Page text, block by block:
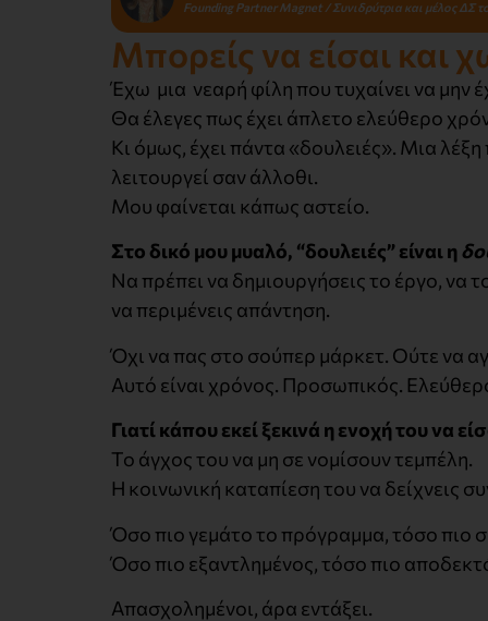
Founding Partner Magnet / Συνιδρύτρια και μέλος ΔΣ
Μπορείς να είσαι και
Έχω μια νεαρή φίλη που τυχαίνει να μην
Θα έλεγες πως έχει άπλετο ελεύθερο
Κι όμως, έχει πάντα «δουλειές». Μια
λειτουργεί σαν άλλοθι.
Μου φαίνεται κάπως αστείο.
Στο δικό μου μυαλό, “δουλειές” είναι η
Να πρέπει να δημιουργήσεις το έργο, να
να περιμένεις απάντηση.
Όχι να πας στο σούπερ μάρκετ. Ούτε να
Αυτό είναι χρόνος. Προσωπικός.
Γιατί κάπου εκεί ξεκινά η ενοχή του να
Το άγχος του να μη σε νομίσουν τεμπέλη.
Η κοινωνική καταπίεση του να δείχνεις
Όσο πιο γεμάτο το πρόγραμμα, τόσο πιο
Όσο πιο εξαντλημένος, τόσο πιο
Απασχολημένοι, άρα εντάξει.